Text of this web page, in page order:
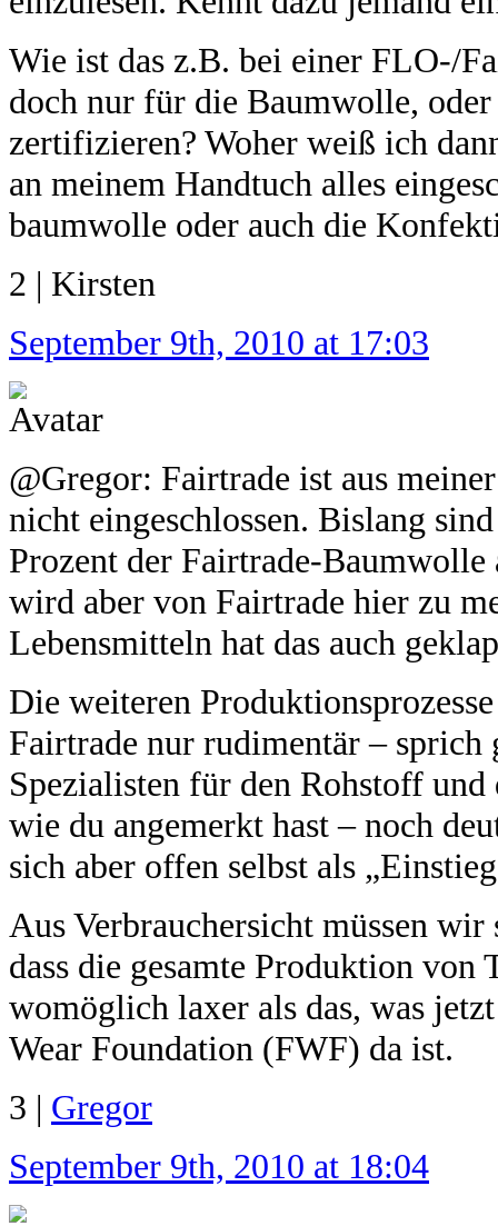
Wie ist das z.B. bei einer FLO-/
doch nur für die Baumwolle,
zertifizieren? Woher weiß ich
an meinem Handtuch alles
baumwolle oder auch die
2 | Kirsten
September 9th, 2010 at 17:03
@Gregor: Fairtrade ist aus
nicht eingeschlossen. Bislang
Prozent der Fairtrade-
wird aber von Fairtrade hier zu
Lebensmitteln hat das auch
Die weiteren
Fairtrade nur rudimentär – sprich
Spezialisten für den Rohstoff
wie du angemerkt hast – noch
sich aber offen selbst als
Aus Verbrauchersicht müssen
dass die gesamte Produktion von
womöglich laxer als das, was
Wear Foundation (FWF) da ist.
3 | Gregor
September 9th, 2010 at 18:04